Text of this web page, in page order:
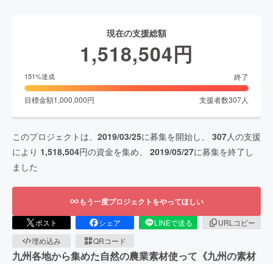
現在の支援総額
1,518,504円
151%達成 終了
目標金額1,000,000円 支援者数307人
このプロジェクトは、 2019/03/25に募集を開始し、 307人の支援
により 1,518,504円の資金を集め、 2019/05/27に募集を終了し
ました
もう一度プロジェクトをやってほしい
ポスト シェア LINEで送る
URLコピー
埋め込み
QRコード
九州各地から集めた自然の農業素材使って《九州の素材